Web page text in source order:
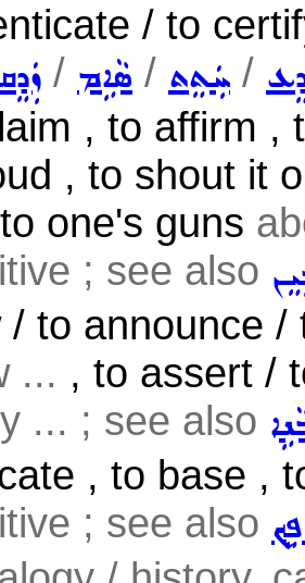
/ to
/ ܣܵܐܹܡ / ܚܲܬܸܬ /
, to affirm ,
, to shout it
one's guns
; see also
/ to announce
... , to assert /
... ; see also
, to base ,
; see also